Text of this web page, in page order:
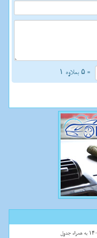
= ۵ بعلاوه ۱